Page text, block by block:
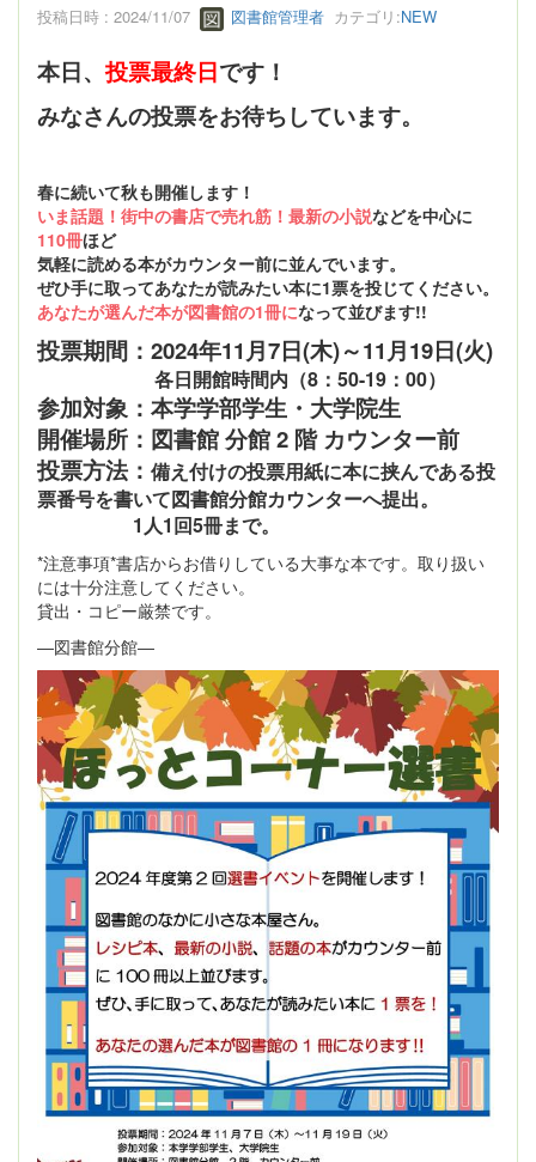
投稿日時 : 2024/11/07 図書館管理者 カテゴリ:NEW
本日、投票最終日です！
みなさんの投票をお待ちしています。
春に続いて秋も開催します！
いま話題！街中の書店で売れ筋！最新の小説などを中心に
110冊ほど
気軽に読める本がカウンター前に並んでいます。
ぜひ手に取ってあなたが読みたい本に1票を投じてください。
あなたが選んだ本が図書館の1冊になって並びます!!
投票期間：2024年11月7日(木)～11月19日(火)
各日開館時間内（8：50-19：00）
参加対象：本学学部学生・大学院生
開催場所：図書館 分館 2 階 カウンター前
投票方法： 備え付けの投票用紙に本に挟んである投
票番号を書いて図書館分館カウンターへ提出。
1人1回5冊まで。
*注意事項*書店からお借りしている大事な本です。取り扱い
には十分注意してください。
貸出・コピー厳禁です。
―図書館分館―